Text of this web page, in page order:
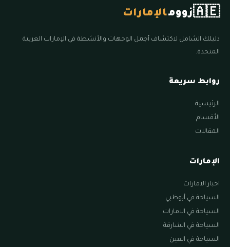
🇦🇪زوومالإمارات
دليلك الشامل لاكتشاف أجمل الوجهات والأنشطة في الإمارات العربية
المتحدة.
روابط سريعة
الرئيسية
الأقسام
المقالات
الإمارات
اخبار الامارات
السياحة في أبوظبي
السياحة في الامارات
السياحة في الشارقة
السياحة في العين